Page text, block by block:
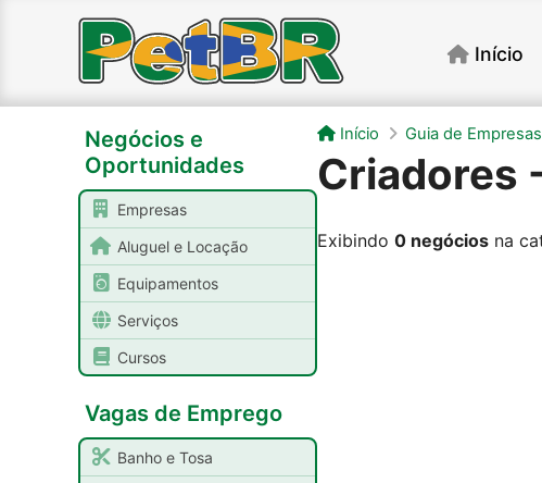
Início
Negócios e
Oportunidades
Empresas
Aluguel e Locação
Equipamentos
Serviços
Cursos
Vagas de Emprego
Banho e Tosa
Início Guia de
Criadores
Exibindo 0 negócios na